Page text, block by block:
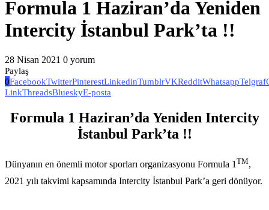
Formula 1 Haziran’da Yeniden
Intercity İstanbul Park’ta !!
28 Nisan 2021 0 yorum
Paylaş
0FacebookTwitterPinterestLinkedinTumblrVKRedditWhatsappTelgraf
LinkThreadsBlueskyE-posta
Formula 1 Haziran’da Yeniden Intercity
İstanbul Park’ta !!
Dünyanın en önemli motor sporları organizasyonu Formula 1 TM,
2021 yılı takvimi kapsamında Intercity İstanbul Park’a geri dönüyor.